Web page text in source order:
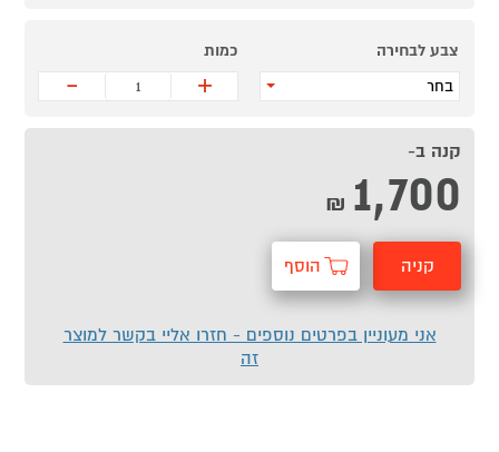
צבע לבחירה
בחר
כמות
+
-
קנה ב-
1,700
₪
קניה הוסף
אני מעוניין בפרטים נוספים - חזרו אליי בקשר למוצר
זה